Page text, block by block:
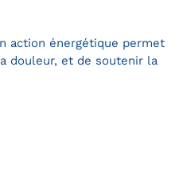
action énergétique permet
douleur, et de soutenir la